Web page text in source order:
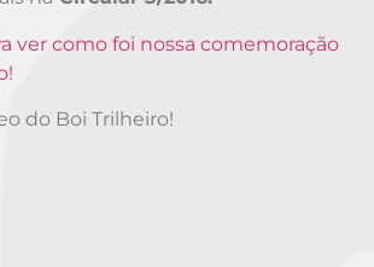
ver como foi nossa comemoração
do Boi Trilheiro!